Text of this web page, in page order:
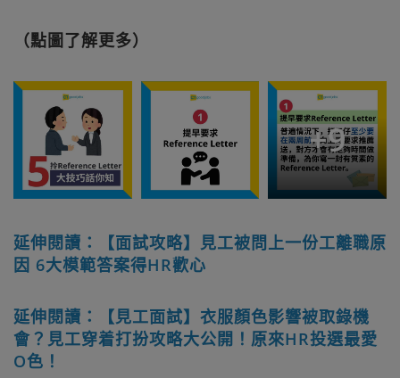
（點圖了解更多）
+9
延伸閱讀：【面試攻略】見工被問上一份工離職原
因 6大模範答案得HR歡心
延伸閱讀：【見工面試】衣服顏色影響被取錄機
會？見工穿着打扮攻略大公開！原來HR投選最愛
O色！